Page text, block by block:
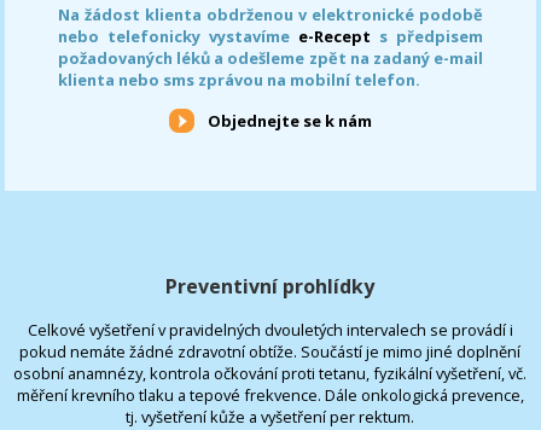
Na žádost klienta obdrženou v elektronické podobě
nebo telefonicky vystavíme e-Recept s předpisem
požadovaných léků a odešleme zpět na zadaný e-mail
klienta nebo sms zprávou na mobilní telefon.
Objednejte se k nám
Preventivní prohlídky
Celkové vyšetření v pravidelných dvouletých intervalech se provádí i
pokud nemáte žádné zdravotní obtíže. Součástí je mimo jiné doplnění
osobní anamnézy, kontrola očkování proti tetanu, fyzikální vyšetření, vč.
měření krevního tlaku a tepové frekvence. Dále onkologická prevence,
tj. vyšetření kůže a vyšetření per rektum.